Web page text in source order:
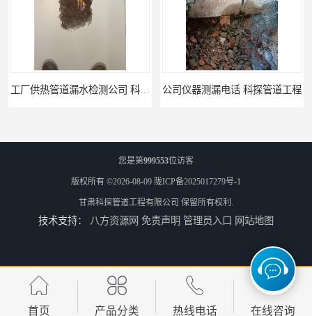
公司仪器测漏电话 科探管道工程 工厂管道工程 科探管道工程
市政供热管道漏水检测 科探管道工程 消防管道漏水公司 科探管道工程
您是第999553位访客
版权所有 ©2026-08-09 陇ICP备2025017279号-1
甘肃科探管道工程有限公司 保留所有权利.
技术支持： 八方资源网 免责声明 管理员入口 网站地图
首页 产品分类 热线电话 在线咨询